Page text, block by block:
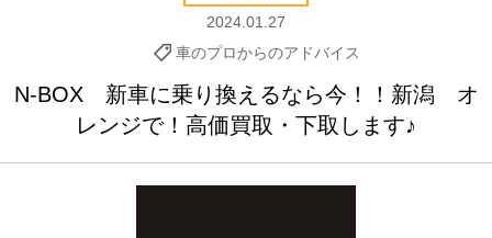
2024.01.27
車のプロからのアドバイス
N-BOX 新車に乗り換えるなら今！！新潟 オ
レンジで！高価買取・下取します♪